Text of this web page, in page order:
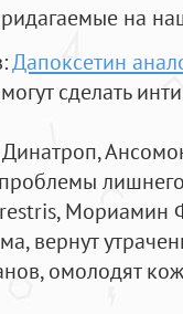
на
Дапоксетин
сделать
Динатроп,
Мориамин
вернут
омолодят